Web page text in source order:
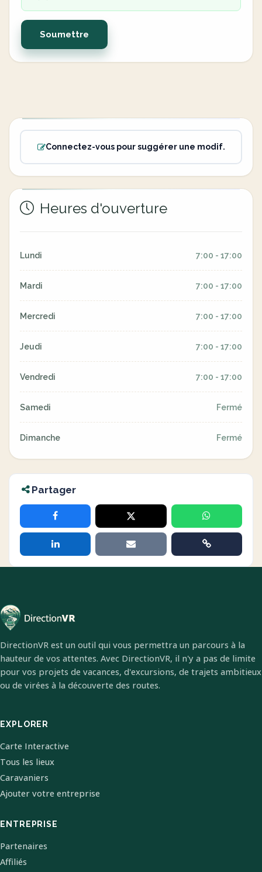
Soumettre
Connectez-vous pour suggérer une modif.
Heures d'ouverture
Lundi 7:00 - 17:00
Mardi 7:00 - 17:00
Mercredi 7:00 - 17:00
Jeudi 7:00 - 17:00
Vendredi 7:00 - 17:00
Samedi Fermé
Dimanche Fermé
Partager
DirectionVR est un outil qui vous permettra un parcours à la
hauteur de vos attentes. Avec DirectionVR, il n'y a pas de limite
pour vos projets de vacances, d'excursions, de trajets ambitieux
ou de virées à la découverte des routes.
EXPLORER
Carte Interactive
Tous les lieux
Caravaniers
Ajouter votre entreprise
ENTREPRISE
Partenaires
Affiliés